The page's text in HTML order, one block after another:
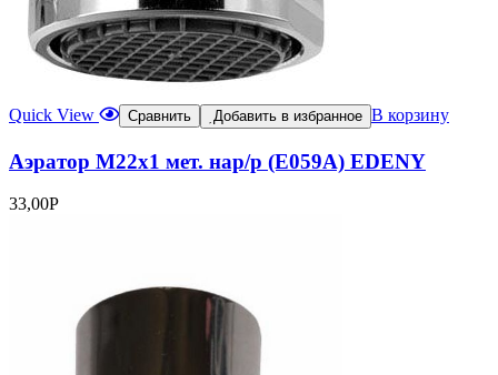
Quick View Сравнить Добавить в избранное В корзину
Аэратор М22х1 мет. нар/р (Е059А) EDENY
33,00Р